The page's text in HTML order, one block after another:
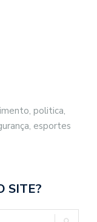
politica,
esportes
SITE?